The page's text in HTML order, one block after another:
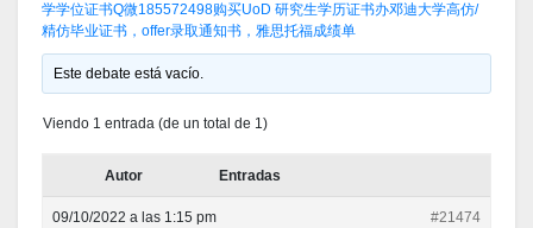
学学位证书Q微185572498购买UoD 研究生学历证书办邓迪大学高仿/
精仿毕业证书，offer录取通知书，雅思托福成绩单
Este debate está vacío.
Viendo 1 entrada (de un total de 1)
Autor Entradas
09/10/2022 a las 1:15 pm #21474